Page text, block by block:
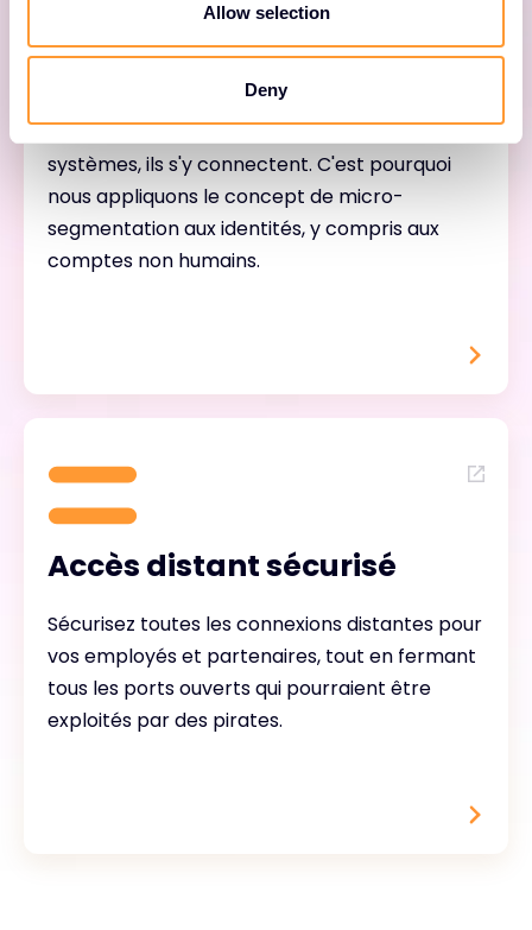
Allow selection
Deny
limitant l'accès aux comptes privilégiés aux
seules nécessités opérationnelles. Les pirates
informatiques ne s'introduisent pas dans les
systèmes, ils s'y connectent. C'est pourquoi
nous appliquons le concept de micro-
segmentation aux identités, y compris aux
comptes non humains.
Accès distant sécurisé
Sécurisez toutes les connexions distantes pour
vos employés et partenaires, tout en fermant
tous les ports ouverts qui pourraient être
exploités par des pirates.